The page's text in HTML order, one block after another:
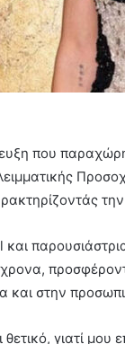
που
και στην
γιατί